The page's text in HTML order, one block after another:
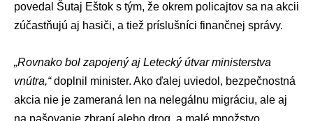
povedal Šutaj Eštok s tým, že okrem policajtov sa na akcii
zúčastňujú aj hasiči, a tiež príslušníci finančnej správy.
„Rovnako bol zapojený aj Letecký útvar ministerstva
vnútra,“doplnil minister. Ako ďalej uviedol, bezpečnostná
akcia nie je zameraná len na nelegálnu migráciu, ale aj
na pašovanie zbraní alebo drog, a malé množstvo